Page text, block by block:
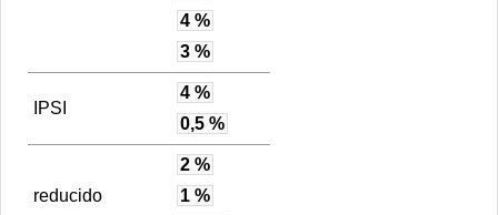
4 %
3 %
IPSI
4 %
0,5 %
reducido
2 %
1 %